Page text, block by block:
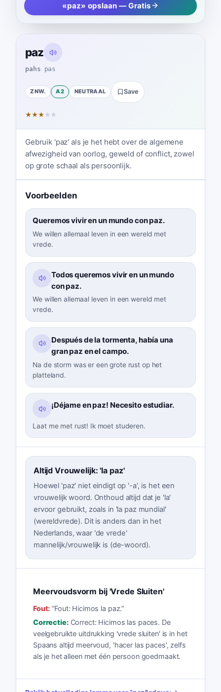
«paz» opslaan — Gratis
paz
pahs pas
ZNW. A2 NEUTRAAL Save
★★★ ★ ★
Gebruik 'paz' als je het hebt over de algemene
afwezigheid van oorlog, geweld of conflict, zowel
op grote schaal als persoonlijk.
Voorbeelden
Queremos vivir en un mundo con paz.
We willen allemaal leven in een wereld met
vrede.
Todos queremos vivir en un mundo
con paz.
We willen allemaal leven in een wereld met
vrede.
Después de la tormenta, había una
gran paz en el campo.
Na de storm was er een grote rust op het
platteland.
¡Déjame en paz! Necesito estudiar.
Laat me met rust! Ik moet studeren.
Altijd Vrouwelijk: 'la paz'
Hoewel 'paz' niet eindigt op '-a', is het een
vrouwelijk woord. Onthoud altijd dat je 'la'
ervoor gebruikt, zoals in 'la paz mundial'
(wereldvrede). Dit is anders dan in het
Nederlands, waar 'de vrede'
mannelijk/vrouwelijk is (de-woord).
Meervoudsvorm bij 'Vrede Sluiten'
Fout: “Fout: Hicimos la paz.”
Correctie: Correct: Hicimos las paces. De
veelgebruikte uitdrukking 'vrede sluiten' is in het
Spaans altijd meervoud, 'hacer las paces', zelfs
als je het alleen met één persoon goedmaakt.